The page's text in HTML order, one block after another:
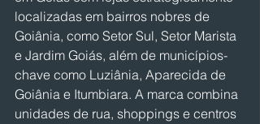
localizadas em bairros nobres de
Goiânia, como Setor Sul, Setor Marista
e Jardim Goiás, além de municípios-
chave como Luziânia, Aparecida de
Goiânia e Itumbiara. A marca combina
unidades de rua, shoppings e centros